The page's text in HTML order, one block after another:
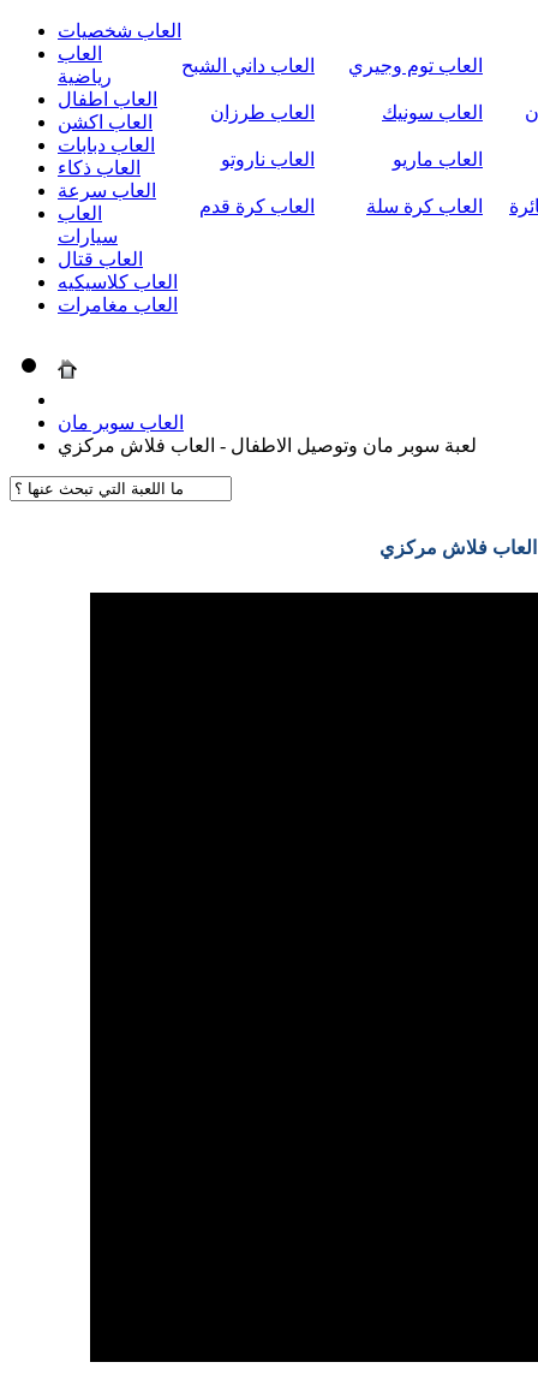
العاب شخصيات
العاب توم وجيري
العاب داني الشبح
العاب سونيك العاب طرزان
العاب ماريو العاب ناروتو
العاب
رياضية
العاب كرة سلة العاب كرة قدم
العاب اطفال
العاب اكشن
العاب دبابات
العاب ذكاء
العاب سرعة
العاب
سيارات
العاب قتال
العاب كلاسيكيه
العاب مغامرات
العاب سوبر مان
لعبة سوبر مان وتوصيل الاطفال - العاب فلاش مركزي
العاب فلاش مركزي